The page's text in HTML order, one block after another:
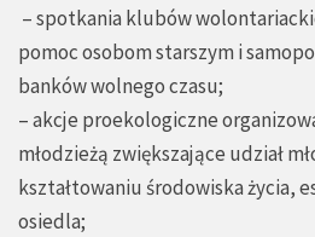
– spotkania klubów
pomoc osobom starszym i
banków wolnego czasu;
– akcje proekologiczne
młodzieżą zwiększające udział
kształtowaniu środowiska życia,
osiedla;